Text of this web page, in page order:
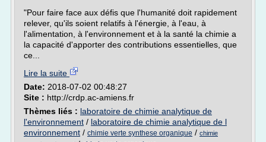
"Pour faire face aux défis que l'humanité doit rapidement
relever, qu'ils soient relatifs à l'énergie, à l'eau, à
l'alimentation, à l'environnement et à la santé la chimie a
la capacité d'apporter des contributions essentielles, que
ce...
Lire la suite
Date: 2018-07-02 00:48:27
Site : http://crdp.ac-amiens.fr
Thèmes liés : laboratoire de chimie analytique de
l'environnement / laboratoire de chimie analytique de l
environnement / chimie verte synthese organique / chimie